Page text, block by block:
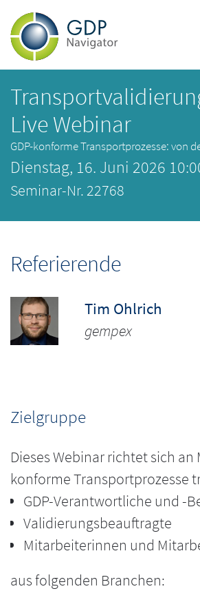
Live Webinar
GDP-konforme Transportprozesse: von
Dienstag, 16. Juni 2026
Seminar-Nr. 22768
Referierende
Tim Ohlrich
gempex
Zielgruppe
Dieses Webinar richtet sich
konforme Transportprozesse
GDP-Verantwortliche und -
Validierungsbeauftragte
Mitarbeiterinnen und
aus folgenden Branchen: